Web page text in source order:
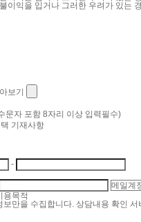
이익을 입거나 그러한 우려가 있는
보기
문자 포함 8자리 이상 입력필수)
기재사항
-
용목적
만을 수집합니다. 상담내용 확인